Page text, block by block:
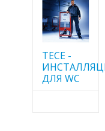
TECE -
ДЛЯ WC